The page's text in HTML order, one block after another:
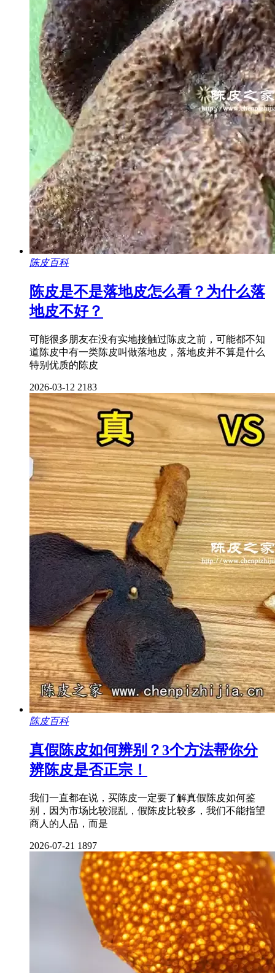
陈皮百科
陈皮是不是落地皮怎么看？为什么落
地皮不好？
可能很多朋友在没有实地接触过陈皮之前，可能都不知
道陈皮中有一类陈皮叫做落地皮，落地皮并不算是什么
特别优质的陈皮
2026-03-12 2183
陈皮百科
真假陈皮如何辨别？3个方法帮你分
辨陈皮是否正宗！
我们一直都在说，买陈皮一定要了解真假陈皮如何鉴
别，因为市场比较混乱，假陈皮比较多，我们不能指望
商人的人品，而是
2026-07-21 1897